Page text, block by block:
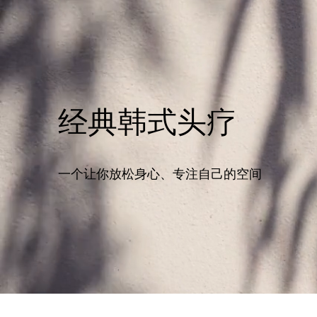
一个让你放松身心、专注自己的空间
经典韩式头疗